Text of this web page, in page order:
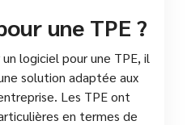
une TPE ?
logiciel pour une TPE, il
solution adaptée aux
Les TPE ont
en termes de